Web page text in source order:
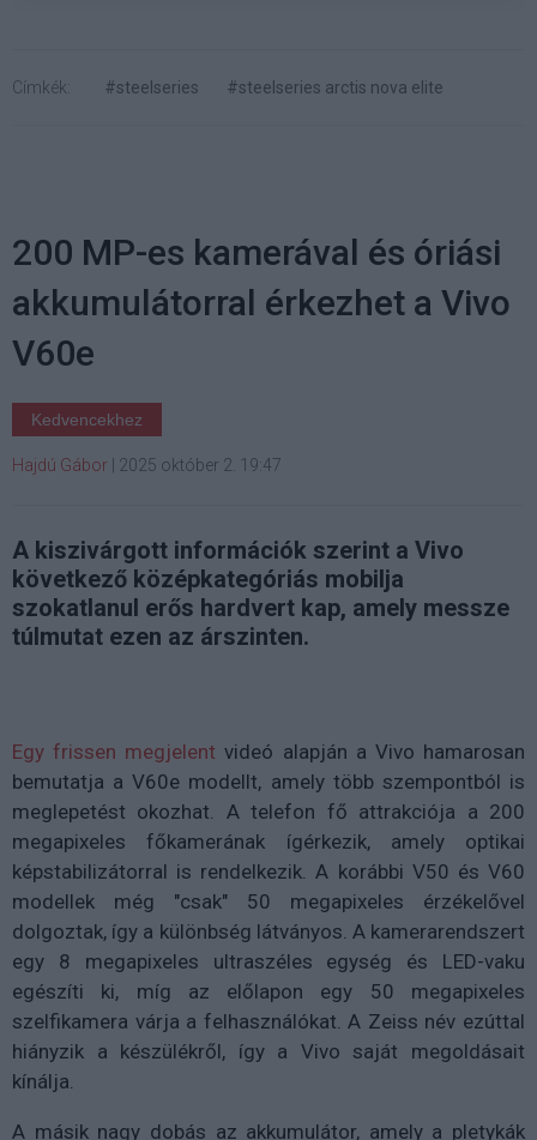
Címkék: #steelseries #steelseries arctis nova elite
200 MP-es kamerával és óriási
akkumulátorral érkezhet a Vivo
V60e
Kedvencekhez
Hajdú Gábor 2025 október 2. 19:47
A kiszivárgott információk szerint a Vivo
következő középkategóriás mobilja
szokatlanul erős hardvert kap, amely messze
túlmutat ezen az árszinten.
Egy frissen megjelent videó alapján a Vivo hamarosan
bemutatja a V60e modellt, amely több szempontból is
meglepetést okozhat. A telefon fő attrakciója a 200
megapixeles főkamerának ígérkezik, amely optikai
képstabilizátorral is rendelkezik. A korábbi V50 és V60
modellek még "csak" 50 megapixeles érzékelővel
dolgoztak, így a különbség látványos. A kamerarendszert
egy 8 megapixeles ultraszéles egység és LED-vaku
egészíti ki, míg az előlapon egy 50 megapixeles
szelfikamera várja a felhasználókat. A Zeiss név ezúttal
hiányzik a készülékről, így a Vivo saját megoldásait
kínálja.
A másik nagy dobás az akkumulátor, amely a pletykák